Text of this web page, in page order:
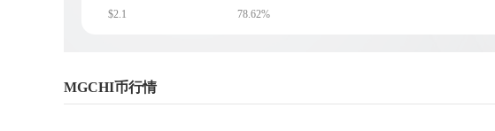
$2.1 78.62%
MGCHI币行情